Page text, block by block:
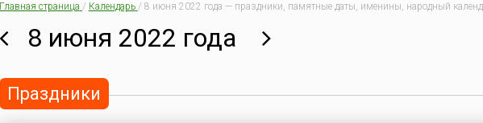
Главная страница / Календарь / 8 июня 2022 года — праздники, памятные даты, именины, народный
8 июня 2022 года
Праздники